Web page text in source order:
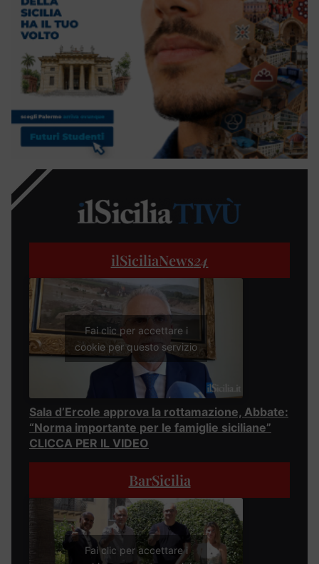
ilSiciliaNews24
Fai clic per accettare i
cookie per questo servizio
Sala d’Ercole approva la rottamazione, Abbate:
“Norma importante per le famiglie siciliane”
CLICCA PER IL VIDEO
BarSicilia
Fai clic per accettare i